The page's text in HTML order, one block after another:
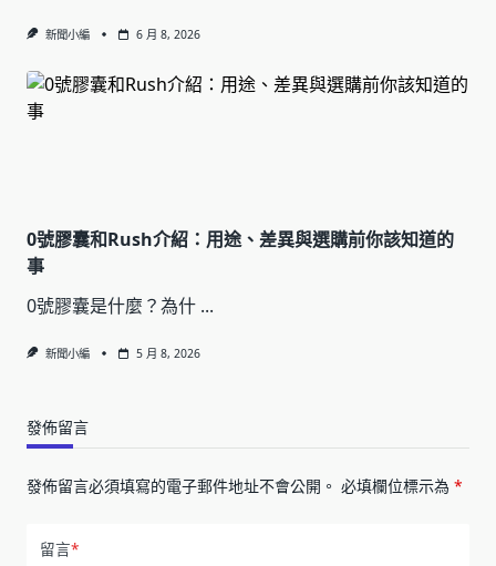
新聞小編 6 月 8, 2026
0號膠囊和Rush介紹：用途、差異與選購前你該知道的
事
0號膠囊是什麼？為什 ...
新聞小編 5 月 8, 2026
發佈留言
發佈留言必須填寫的電子郵件地址不會公開。 必填欄位標示為 *
留言*